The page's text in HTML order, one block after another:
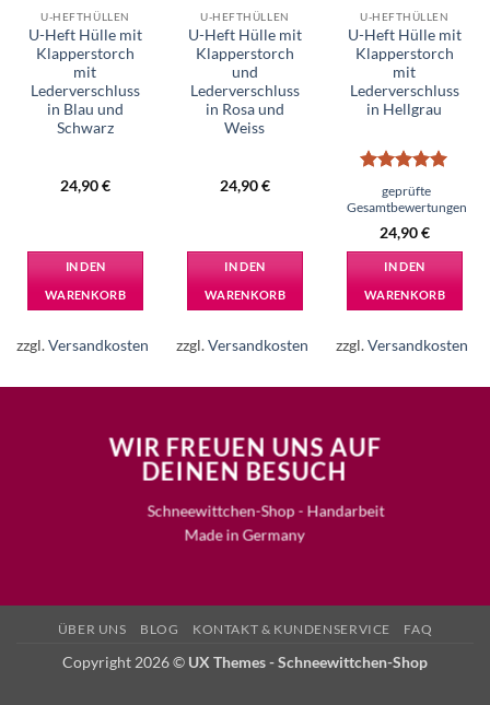
U-HEFTHÜLLEN
U-Heft Hülle mit
Klapperstorch
mit
Lederverschluss
in Blau und
Schwarz
24,90€
IN DEN
WARENKORB
zzgl.Versandkosten
U-HEFTHÜLLEN
U-Heft Hülle mit
Klapperstorch
und
Lederverschluss
in Rosa und
Weiss
24,90€
IN DEN
WARENKORB
zzgl.Versandkosten
U-HEFTHÜLLEN
U-Heft Hülle mit
Klapperstorch
mit
Lederverschluss
in Hellgrau
Bewertet
mit5von
geprüfte
Gesamtbewertungen
24,90€
IN DEN
WARENKORB
zzgl.Versandkosten
WIR FREUEN UNS AUF
DEINEN BESUCH
Schneewittchen-Shop - Handarbeit
Made in Germany
ÜBER UNS BLOG KONTAKT & KUNDENSERVICE FAQ
Copyright 2026 © UX Themes - Schneewittchen-Shop